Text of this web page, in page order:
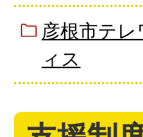
彦根市テレ
ィス